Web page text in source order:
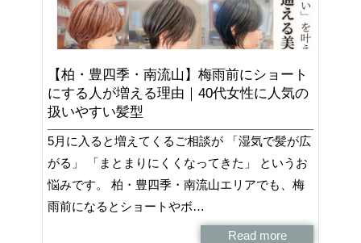
【柏・豊四季・南流山】梅雨前にショート
にする人が増える理由｜40代女性に人気の
扱いやすい髪型
5月に入ると増えてくるご相談が 「湿気で髪が広
がる」 「まとまりにくくなってきた」 というお
悩みです。 柏・豊四季・南流山エリアでも、梅
雨前になるとショートやボ…
Read more